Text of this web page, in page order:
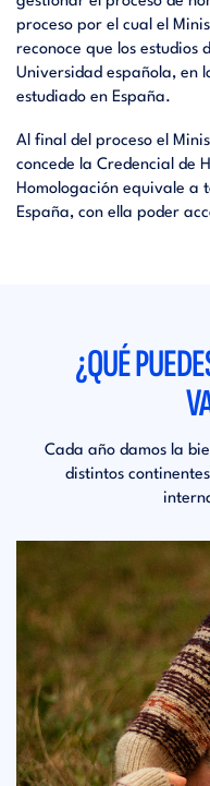
proceso por el cual el
reconoce que los estudios
Universidad española, en
estudiado en España.
Al final del proceso el
concede la Credencial de
Homologación equivale a
España, con ella poder
¿QUÉ
Cada año damos la
distintos